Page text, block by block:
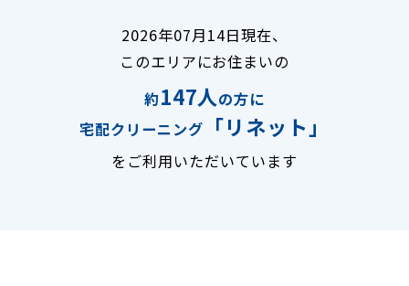
2026年07月14日現在、
このエリアにお住まいの
約147人の方に
宅配クリーニング
「リネット」
をご利用いただいています